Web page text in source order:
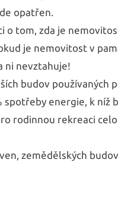
opatřen.
o tom, zda je
je nemovitost v
ni nevztahuje!
budov používaných
energie, k níž
rodinnou rekreaci
zemědělských